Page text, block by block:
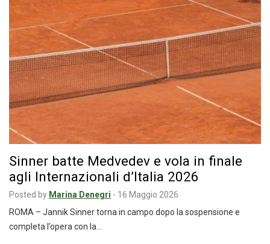
Sinner batte Medvedev e vola in finale
agli Internazionali d’Italia 2026
Posted by Marina Denegri - 16 Maggio 2026
ROMA – Jannik Sinner torna in campo dopo la sospensione e
completa l’opera con la…